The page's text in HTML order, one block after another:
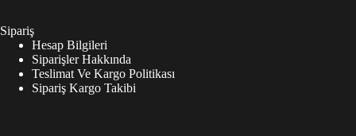
Sipariş
Hesap Bilgileri
Siparişler Hakkında
Teslimat Ve Kargo Politikası
Sipariş Kargo Takibi